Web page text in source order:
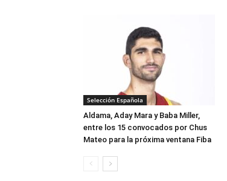
Selección Española
Aldama, Aday Mara y Baba Miller,
entre los 15 convocados por Chus
Mateo para la próxima ventana Fiba